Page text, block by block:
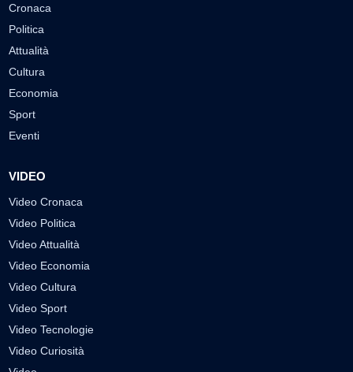
Cronaca
Politica
Attualità
Cultura
Economia
Sport
Eventi
VIDEO
Video Cronaca
Video Politica
Video Attualità
Video Economia
Video Cultura
Video Sport
Video Tecnologie
Video Curiosità